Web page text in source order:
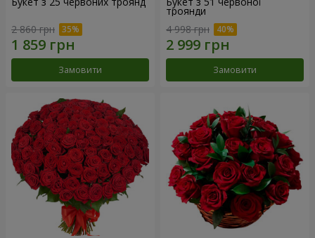
2 860 грн
Замовити
троянди
4 998 грн
Замовити